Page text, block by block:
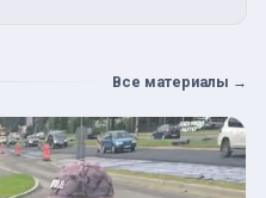
Все материалы →